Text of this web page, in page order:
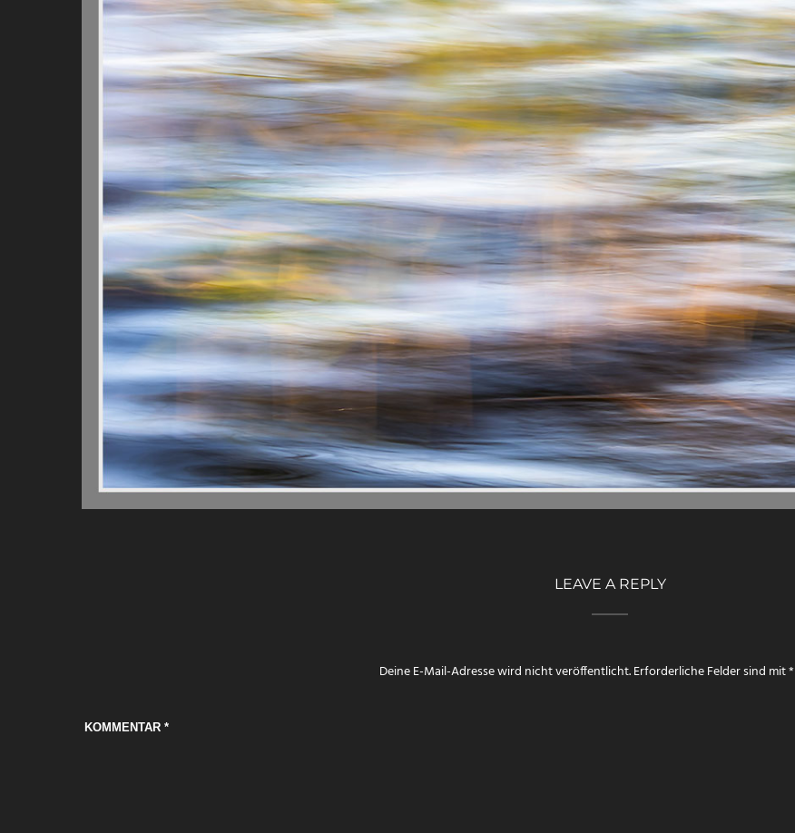
LEAVE A REPLY
Deine E-Mail-Adresse wird nicht veröffentlicht.Erforderliche Felder sind mit*
KOMMENTAR *